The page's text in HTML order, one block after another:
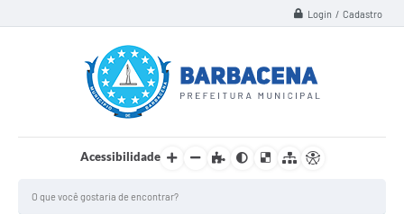
Login / Cadastro
Acessibilidade